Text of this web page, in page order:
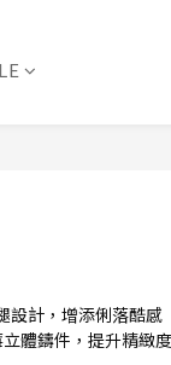
設計，增添俐落酷感
體鑄件，提升精緻度